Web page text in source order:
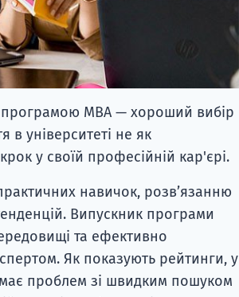
MBA — хороший вибір
в університеті не як
у своїй професійній кар'єрі.
навичок, розв’язанню
Випускник програми
та ефективно
Як показують рейтинги, у
проблем зі швидким пошуком